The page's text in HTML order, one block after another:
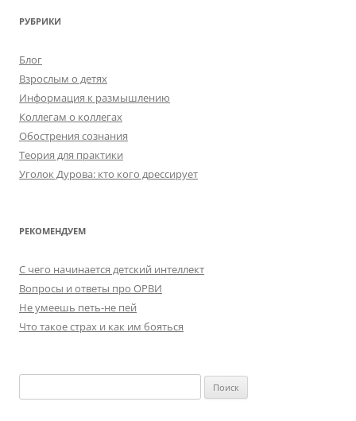
РУБРИКИ
Блог
Взрослым о детях
Информация к размышлению
Коллегам о коллегах
Обострения сознания
Теория для практики
Уголок Дурова: кто кого дрессирует
РЕКОМЕНДУЕМ
C чего начинается детский интеллект
Вопросы и ответы про ОРВИ
Не умеешь петь-не пей
Что такое страх и как им бояться